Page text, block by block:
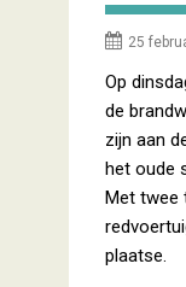
25
Op
de
zijn aan
het oude
Met twee
plaatse.